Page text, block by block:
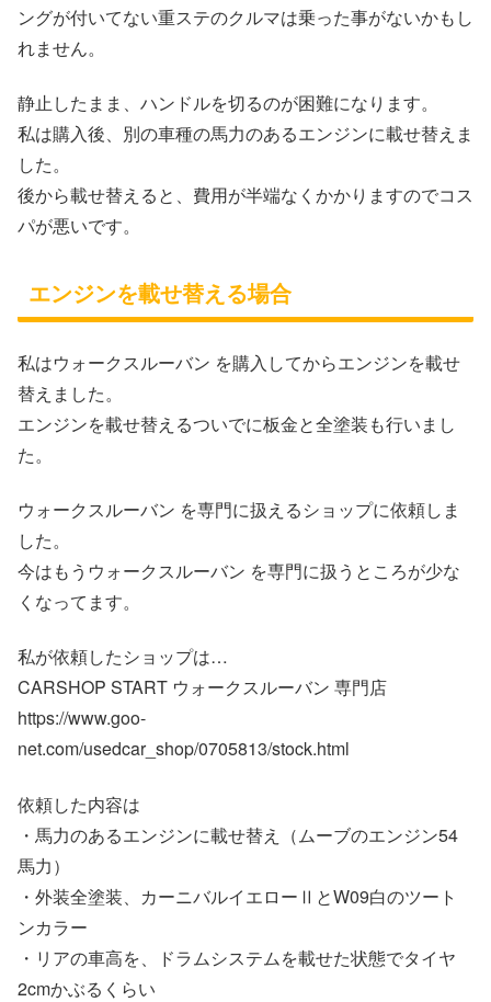
ングが付いてない重ステのクルマは乗った事がないかもし
れません。
静止したまま、ハンドルを切るのが困難になります。
私は購入後、別の車種の馬力のあるエンジンに載せ替えま
した。
後から載せ替えると、費用が半端なくかかりますのでコス
パが悪いです。
エンジンを載せ替える場合
私はウォークスルーバン を購入してからエンジンを載せ
替えました。
エンジンを載せ替えるついでに板金と全塗装も行いまし
た。
ウォークスルーバン を専門に扱えるショップに依頼しま
した。
今はもうウォークスルーバン を専門に扱うところが少な
くなってます。
私が依頼したショップは…
CARSHOP START ウォークスルーバン 専門店
https://www.goo-
net.com/usedcar_shop/0705813/stock.html
依頼した内容は
・馬力のあるエンジンに載せ替え（ムーブのエンジン54
馬力）
・外装全塗装、カーニバルイエローⅡとW09白のツート
ンカラー
・リアの車高を、ドラムシステムを載せた状態でタイヤ
2cmかぶるくらい